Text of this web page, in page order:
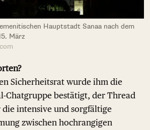
Hauptstadt Sanaa nach dem
März
Sicherheitsrat wurde ihm die
Chatgruppe bestätigt, der Thread
die intensive und sorgfältige
zwischen hochrangigen